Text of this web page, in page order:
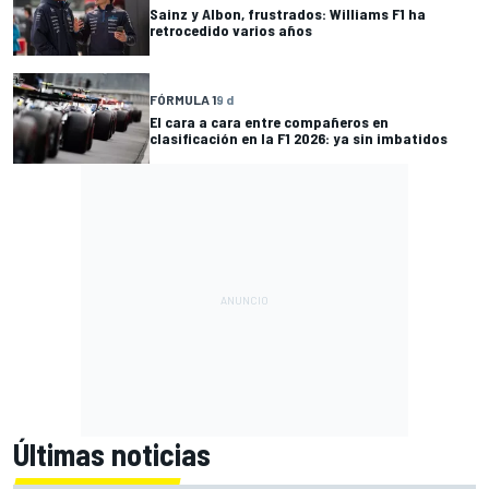
Sainz y Albon, frustrados: Williams F1 ha
retrocedido varios años
FÓRMULA 19 d
El cara a cara entre compañeros en
clasificación en la F1 2026: ya sin imbatidos
Últimas noticias